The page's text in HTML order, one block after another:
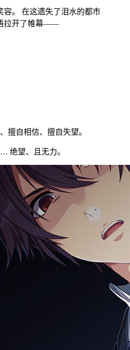
容。 在这遗失了泪水的都市
拉开了帷幕——
擅自相信、擅自失望。
绝望、且无力。